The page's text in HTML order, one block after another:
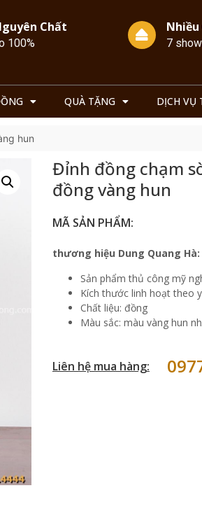
Chất
100%
Nhiều
7
QUÀ TẶNG DỊCH VỤ
hun
Đỉnh đồng chạm
đồng vàng hun
MÃ SẢN PHẨM:
thương hiệu Dung Quang Hà:
Sản phẩm thủ công mỹ
Kích thước linh hoạt theo
Chất liệu: đồng
Màu sắc: màu vàng hun
Liên hệ mua hàng: